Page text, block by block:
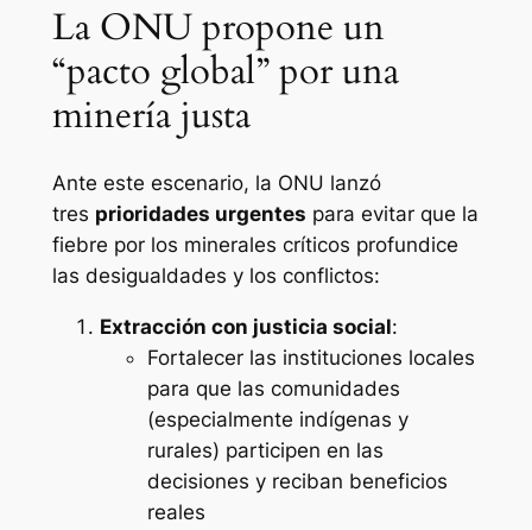
La ONU propone un
“pacto global” por una
minería justa
Ante este escenario, la ONU lanzó
tres prioridades urgentes para evitar que la
fiebre por los minerales críticos profundice
las desigualdades y los conflictos:
Extracción con justicia social:
Fortalecer las instituciones locales
para que las comunidades
(especialmente indígenas y
rurales) participen en las
decisiones y reciban beneficios
reales